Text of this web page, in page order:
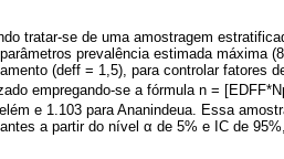
tratar-se de uma amostragem
prevalência estimada máxima
(deff = 1,5), para controlar fatores
empregando-se a fórmula n =
e 1.103 para Ananindeua. Essa
a partir do nível α de 5% e IC de